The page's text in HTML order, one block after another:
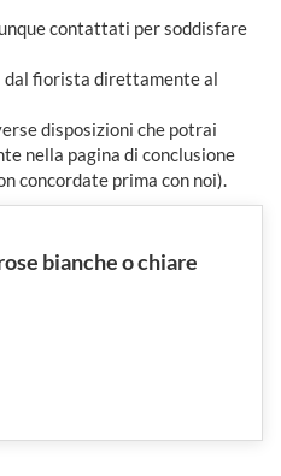
contattati per soddisfare
dal fiorista direttamente al
disposizioni che potrai
nella pagina di conclusione
concordate prima con noi).
bianche o chiare